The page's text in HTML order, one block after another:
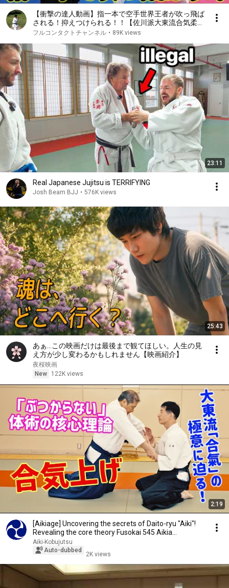
【衝撃の達人動画】指一本で空手世界王者が吹っ飛ば
される！抑えつけられる！！【佐川派大東流合気柔
術】
フルコンタクトチャンネル • 89K views
23:11
Real Japanese Jujitsu is TERRIFYING
Josh Beam BJJ • 576K views
25:43
あぁ…この映画だけは最後まで観てほしい。人生の見
え方が少し変わるかもしれません【映画紹介】
夜桜映画
New
122K views
2:19
[Aikiage] Uncovering the secrets of Daito-ryu "Aiki"!
Revealing the core theory Fusokai 545 Aikia...
Aiki-Kobujutsu
Auto-dubbed
2K views